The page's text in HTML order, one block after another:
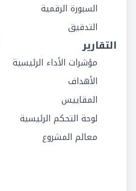
السبورة الرقمية
التدقيق
التقارير
مؤشرات الأداء الرئيسية
الأهداف
المقاييس
لوحة التحكم الرئيسية
معالم المشروع